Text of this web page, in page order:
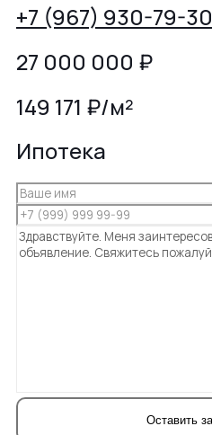
+7 (967) 930-79-30
27 000 000 ₽
149 171 ₽/м²
Ипотека